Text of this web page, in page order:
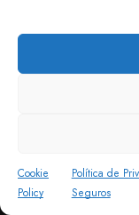
Cookie
Policy
Política de
Seguros